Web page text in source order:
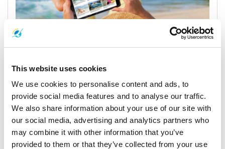
This website uses cookies
We use cookies to personalise content and ads, to
provide social media features and to analyse our traffic.
We also share information about your use of our site with
our social media, advertising and analytics partners who
may combine it with other information that you’ve
provided to them or that they’ve collected from your use
Previsioni meteo e maree per il Golfo di Thailandia
(Samui/Phangan/Tao/Surat Thani)
28 September 2025
Tutte le Località